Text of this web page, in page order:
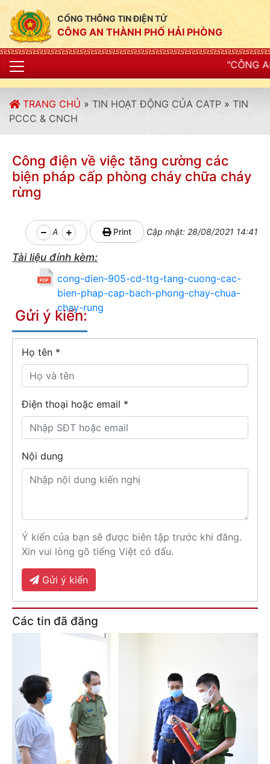
CỔNG THÔNG TIN ĐIỆN TỬ
CÔNG AN THÀNH PHỐ HẢI PHÒNG
"CÔNG AN THÀNH PHỐ
TRANG CHỦ » TIN HOẠT ĐỘNG CỦA CATP » TIN
PCCC & CNCH
Công điện về việc tăng cường các
biện pháp cấp phòng cháy chữa cháy
rừng
A Print Cập nhật: 28/08/2021 14:41
Tài liệu đính kèm:
cong-dien-905-cd-ttg-tang-cuong-cac-
bien-phap-cap-bach-phong-chay-chua-
chay-rung
Gửi ý kiến:
Họ tên *
Điện thoại hoặc email *
Nội dung
Ý kiến của bạn sẽ được biên tập trước khi đăng.
Xin vui lòng gõ tiếng Việt có dấu.
Gửi ý kiến
Các tin đã đăng